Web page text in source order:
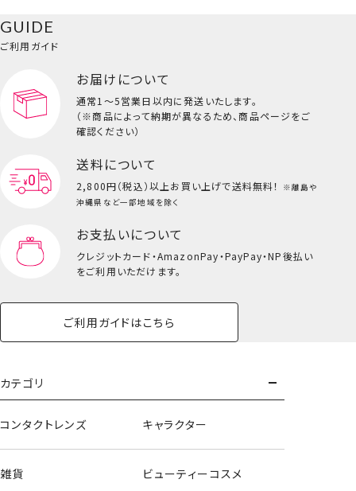
GUIDE
ご利用ガイド
お届けについて
通常1～5営業日以内に発送いたします。
（※商品によって納期が異なるため、商品ページをご
確認ください）
送料について
2,800円（税込）以上お買い上げで送料無料！
※離島や
沖縄県など一部地域を除く
お支払いについて
クレジットカード・AmazonPay・PayPay・NP後払い
をご利用いただけます。
ご利用ガイドはこちら
カテゴリ
コンタクトレンズ キャラクター
雑貨 ビューティーコスメ